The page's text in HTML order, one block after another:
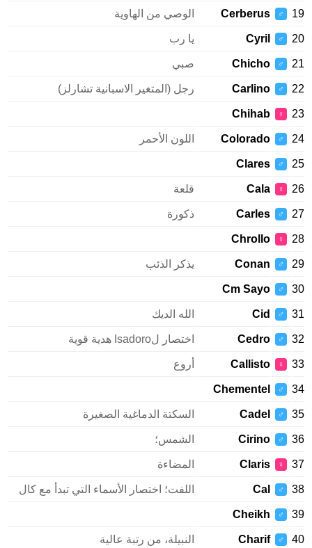
♂
Cerberus الوصي من الهاوية
♂
Cyril يا رب
♂
Chicho صبي
♂
Carlino رجل (المتغير الاسبانية تشارلز)
♀
Chihab
♂
Colorado اللون الأحمر
♂
Clares
♀
Cala قلعة
♂
Carles ذكورة
♀
Chrollo
♂
Conan يذكر الذئب
♂
Cm Sayo
♂
Cid الله الديك
♂
Cedro اختصار لIsadoro هدية قوية
♀
Callisto
♂
Chementel
♂
Cadel السكتة الدماغية الصغيرة
♂
Cirino الشمس؛
♀
Claris المضاءة
♂
Cal اللفت؛ اختصار الأسماء التي تبدأ مع كال
♂
Cheikh
♂
Charif النبيلة، من رتبة عالية